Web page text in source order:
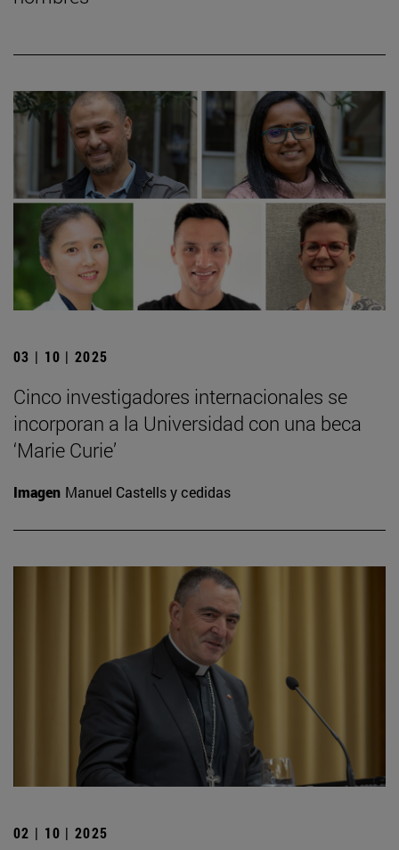
03 | 10 | 2025
Cinco investigadores internacionales se
incorporan a la Universidad con una beca
‘Marie Curie’
Imagen Manuel Castells y cedidas
02 | 10 | 2025